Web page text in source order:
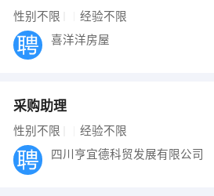
性别不限 经验不限
喜洋洋房屋
采购助理
性别不限 经验不限
四川亨宜德科贸发展有限公司